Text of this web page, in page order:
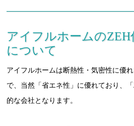
アイフルホームの
について
アイフルホームは断熱性・気密性に優
で、当然「省エネ性」に優れており、
的な会社となります。